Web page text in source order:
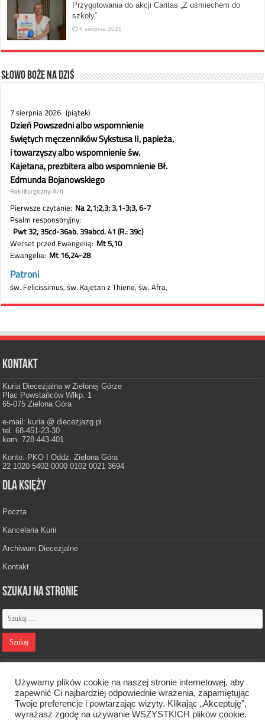
Przygotowania do akcji Caritas „Z uśmiechem do
szkoły”
4 sierpnia 2026
Słowo Boże na dziś
Kontakt
Kuria Diecezjalna w Zielonej Górze
Plac Powstańców Wlkp. 1
65-075 Zielona Góra
e-mail: kuria @ diecezjazg.pl
tel. 68-451-23-30
kom. 728-443-401
Konto: PKO I Oddz. Zielona Góra
22 1020 5402 0000 0102 0021 3694
Dla księży
Poczta
Kancelaria Kurii
Archiwum Diecezjalne
Kontakt
Szukaj na stronie
Designed by Webdawid
Używamy plików cookie na naszej stronie internetowej, aby
zapewnić Ci najbardziej odpowiednie wrażenia, zapamiętując
Twoje preferencje i powtarzając wizyty. Klikając „Akceptuję”,
wyrażasz zgodę na używanie WSZYSTKICH plików cookie.